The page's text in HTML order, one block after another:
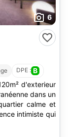
6
DPE : B
d'exterieur
dans un
intimiste qui